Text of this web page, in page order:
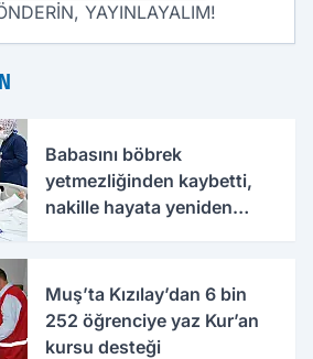
YAYINLAYALIM!
Babasını böbrek
yetmezliğinden kaybetti,
nakille hayata yeniden
Muş’ta Kızılay’dan 6 bin
252 öğrenciye yaz Kur’an
kursu desteği